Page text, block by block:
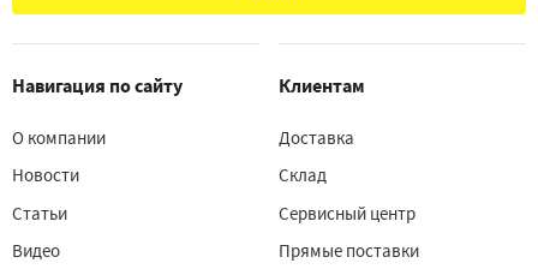
Навигация по сайту
О компании
Новости
Статьи
Видео
Клиентам
Доставка
Склад
Сервисный центр
Прямые поставки